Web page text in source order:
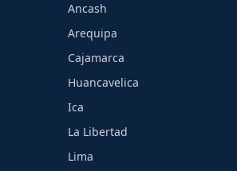
Ancash
Arequipa
Cajamarca
Huancavelica
Ica
La Libertad
Lima